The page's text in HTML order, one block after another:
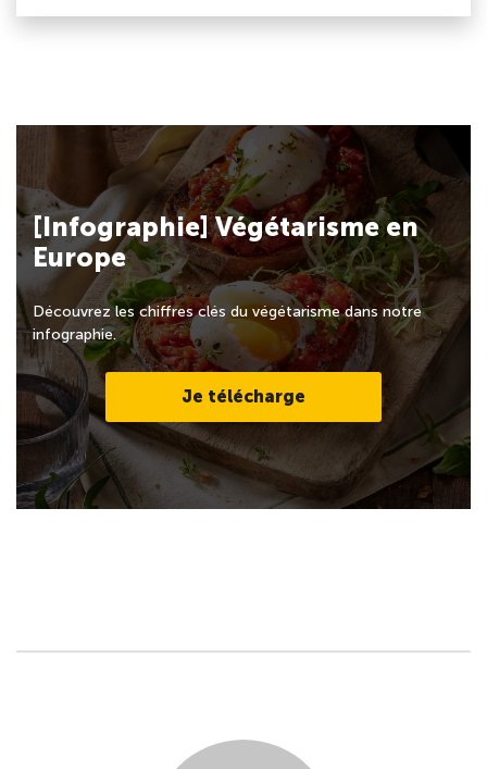
[Infographie] Végétarisme en
Europe
Découvrez les chiffres clés du végétarisme dans notre
infographie.
Je télécharge